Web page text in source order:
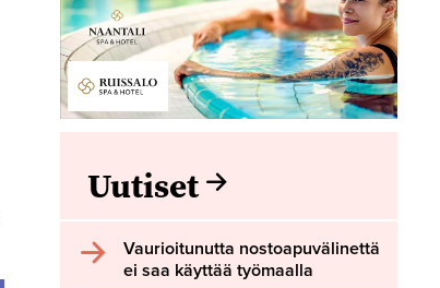
Uutiset
Vaurioitunutta nostoapuvälinettä
ei saa käyttää työmaalla